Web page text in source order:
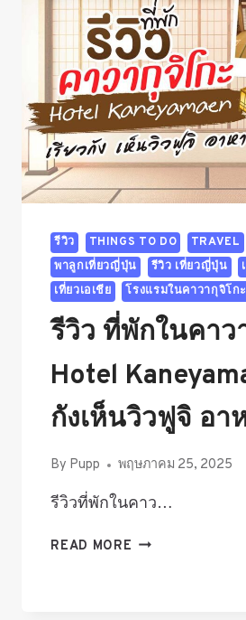
รีวิว THINGS TO DO TRAVEL
พาลูกเที่ยวญี่ปุ่น
รีวิว เที่ยวญี่ปุ่น
เที่ยวเอเชีย
โรงแรมในคาวากุจิโกะ
รีวิว ที่พักในคาว
Hotel
กังเห็นวิวฟูจิ อา
By Pupp พฤษภาคม 25, 2025
รีวิวที่พักในคาว…
READ MORE รีวิว